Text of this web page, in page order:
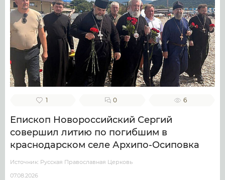
1 0 6
Епископ Новороссийский Сергий
совершил литию по погибшим в
краснодарском селе Архипо-Осиповка
Источник: Русская Православная Церковь
07.08.2026